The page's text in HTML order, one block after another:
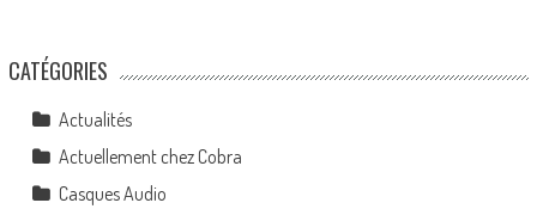
CATÉGORIES
Actualités
Actuellement chez Cobra
Casques Audio